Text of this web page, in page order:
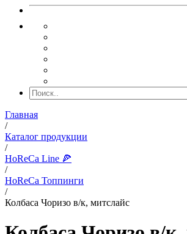
Главная
/
Каталог продукции
/
HoReCa Line 🍕
/
HoReCa Топпинги
/
Колбаса Чоризо в/к, митслайс